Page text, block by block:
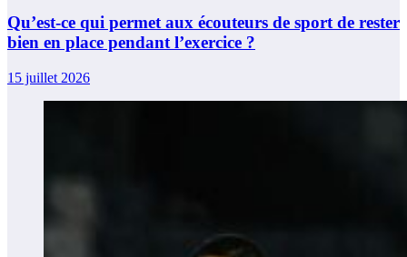
Qu’est-ce qui permet aux écouteurs de sport de rester
bien en place pendant l’exercice ?
15 juillet 2026